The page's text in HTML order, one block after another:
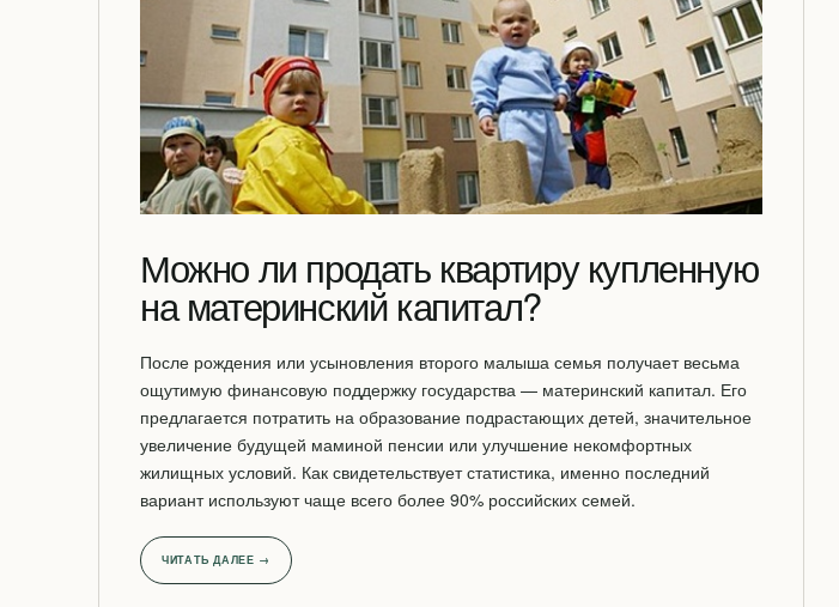
Можно ли продать квартиру купленную
на материнский капитал?
После рождения или усыновления второго малыша семья получает весьма
ощутимую финансовую поддержку государства — материнский капитал. Его
предлагается потратить на образование подрастающих детей, значительное
увеличение будущей маминой пенсии или улучшение некомфортных
жилищных условий. Как свидетельствует статистика, именно последний
вариант используют чаще всего более 90% российских семей.
ЧИТАТЬ ДАЛЕЕ →